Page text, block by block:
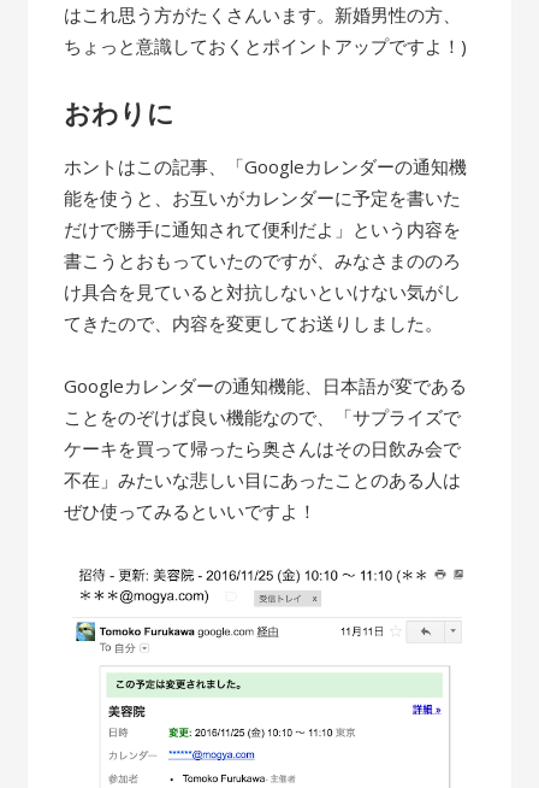
はこれ思う方がたくさんいます。新婚男性の方、
ちょっと意識しておくとポイントアップですよ！)
おわりに
ホントはこの記事、「Googleカレンダーの通知機
能を使うと、お互いがカレンダーに予定を書いた
だけで勝手に通知されて便利だよ」という内容を
書こうとおもっていたのですが、みなさまののろ
け具合を見ていると対抗しないといけない気がし
てきたので、内容を変更してお送りしました。
Googleカレンダーの通知機能、日本語が変である
ことをのぞけば良い機能なので、「サプライズで
ケーキを買って帰ったら奥さんはその日飲み会で
不在」みたいな悲しい目にあったことのある人は
ぜひ使ってみるといいですよ！